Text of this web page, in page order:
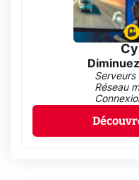
Serveurs
Réseau